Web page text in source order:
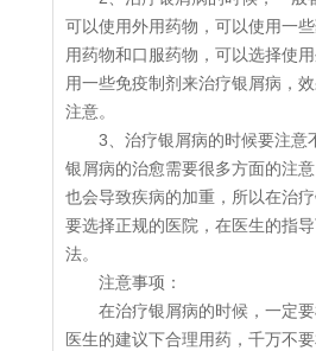
可以使用外用药物，可以使用一
用药物和口服药物，可以选择使
用一些免疫制剂来治疗银屑病，
注意。
3、治疗银屑病的时候要注意
银屑病的治愈需要很多方面的注
也会导致疾病的加重，所以在治
要选择正规的医院，在医生的指
法。
注意事项：
在治疗银屑病的时候，一定
医生的建议下合理用药，千万不